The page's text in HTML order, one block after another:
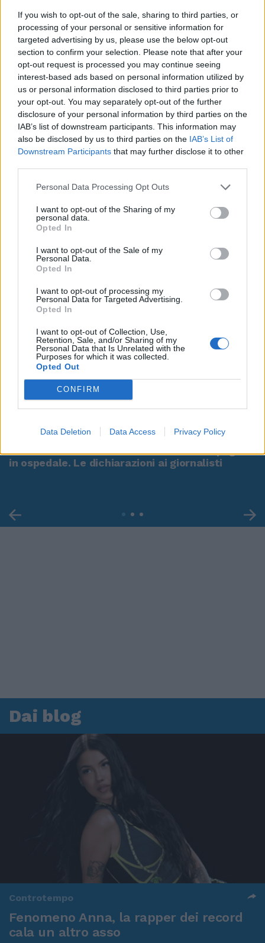
If you wish to opt-out of the sale, sharing to third parties, or
processing of your personal or sensitive information for
targeted advertising by us, please use the below opt-out
section to confirm your selection. Please note that after your
opt-out request is processed you may continue seeing
interest-based ads based on personal information utilized by
us or personal information disclosed to third parties prior to
your opt-out. You may separately opt-out of the further
disclosure of your personal information by third parties on the
IAB’s list of downstream participants. This information may
also be disclosed by us to third parties on the IAB’s List of
Downstream Participants that may further disclose it to other
Personal Data Processing Opt Outs
I want to opt-out of the Sharing of my
personal data.
Opted In
I want to opt-out of the Sale of my
Personal Data.
Opted In
I want to opt-out of processing my
Personal Data for Targeted Advertising.
Opted In
I want to opt-out of Collection, Use,
Retention, Sale, and/or Sharing of my
Personal Data that Is Unrelated with the
Purposes for which it was collected.
Opted Out
CONFIRM
Data Deletion Data Access Privacy Policy
Leonardo Maria Del Vecchio dall'ex compagna
in ospedale. Le dichiarazioni ai giornalisti
Dai blog
Controtempo
Fenomeno Anna, la rapper dei record
cala un altro asso